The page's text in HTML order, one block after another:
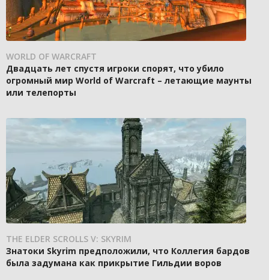
WORLD OF WARCRAFT
Двадцать лет спустя игроки спорят, что убило
огромный мир World of Warcraft – летающие маунты
или телепорты
THE ELDER SCROLLS V: SKYRIM
Знатоки Skyrim предположили, что Коллегия бардов
была задумана как прикрытие Гильдии воров